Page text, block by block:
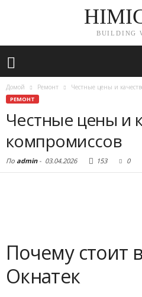
BUILDING
Домой Ремонт Честные цены и
РЕМОНТ
Честные цены и
компромиссов
По admin- 03.04.2026 153 0
Почему стоит
Окнатек